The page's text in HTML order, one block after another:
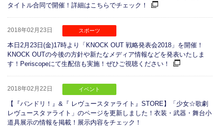
タイトル合同で開催！詳細はこちらでチェック！
2018年02月23日 スポーツ
本日2月23日(金)17時より「KNOCK OUT 戦略発表会2018」を開催！
KNOCK OUTの今後の方針や新たなメディア情報などを発表いたしま
す！Periscopeにて生配信も実施！ぜひご視聴ください！
2018年02月22日 イベント
【『バンドリ！』&『 レヴュースタァライト』STORE】「少女☆歌劇
レヴュースタァライト」のページを更新しました！衣装・武器・舞台小
道具展示の情報を掲載！展示内容をチェック！